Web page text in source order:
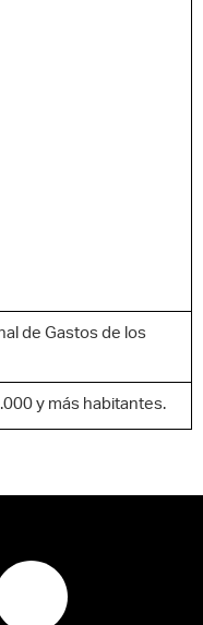
de Gastos de los
y más habitantes.